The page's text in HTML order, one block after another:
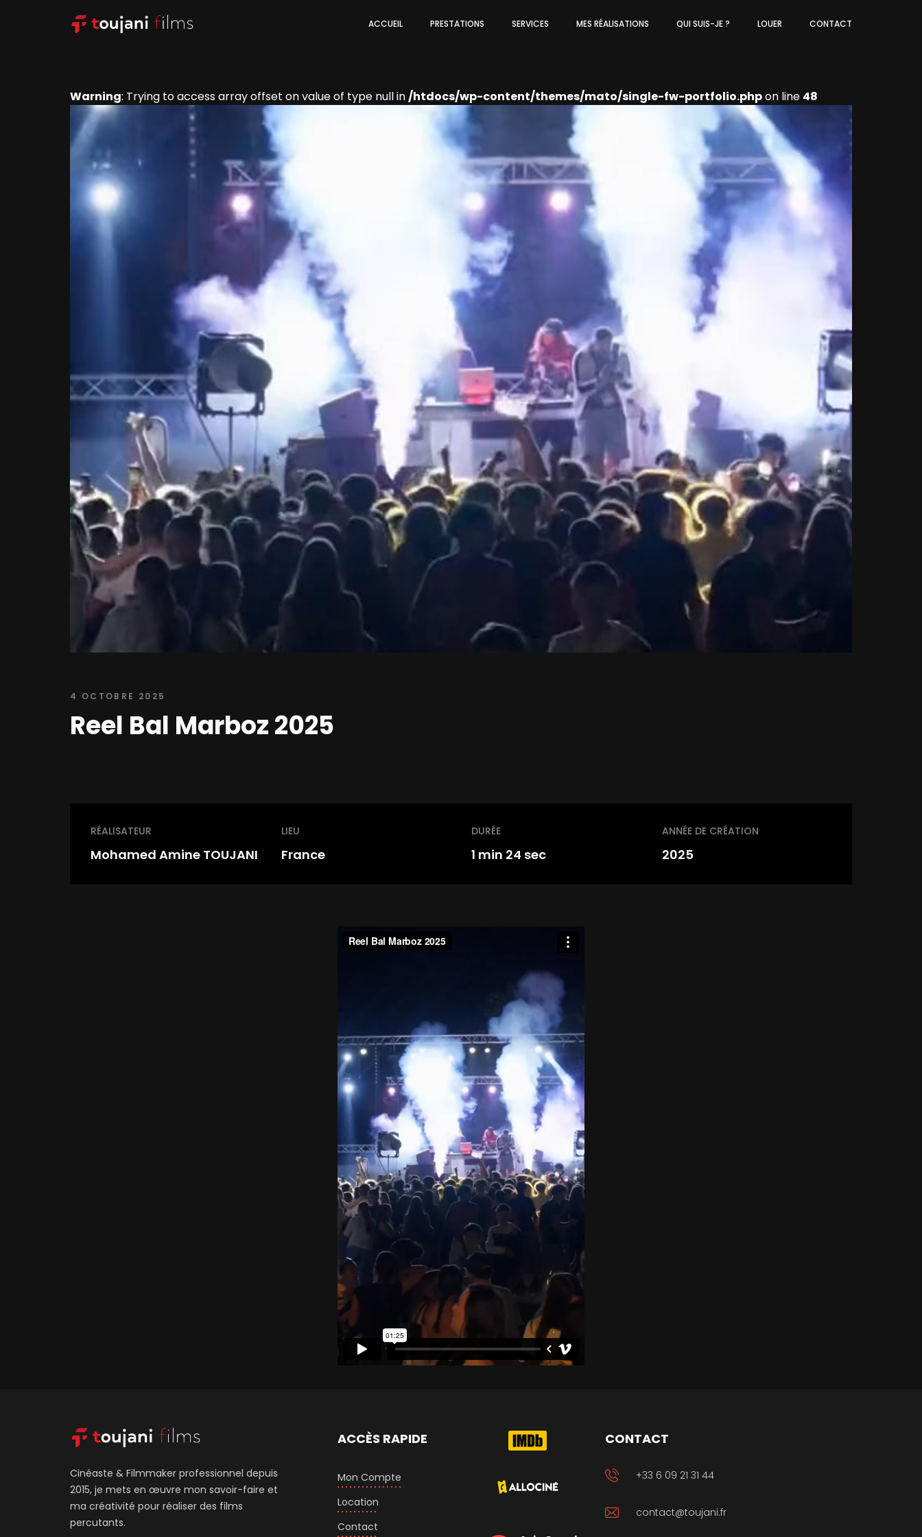
ACCUEIL PRESTATIONS SERVICES MES RÉALISATIONS QUI SUIS-JE ? LOUER CONTACT
Warning: Trying to access array offset on value of type null in/htdocs/wp-content/themes/mato/single-fw-portfolio.phpon line 48
4 OCTOBRE 2025
Reel Bal Marboz 2025
RÉALISATEUR
Mohamed Amine TOUJANI
LIEU
France
DURÉE
1 min 24 sec
ANNÉE DE CRÉATION
2025
Cinéaste & Filmmaker professionnel depuis
2015, je mets en œuvre mon savoir-faire et
ma créativité pour réaliser des films
percutants.
ACCÈS RAPIDE
Mon Compte
Location
Contact
CONTACT
+33 6 09 21 31 44
contact@toujani.fr